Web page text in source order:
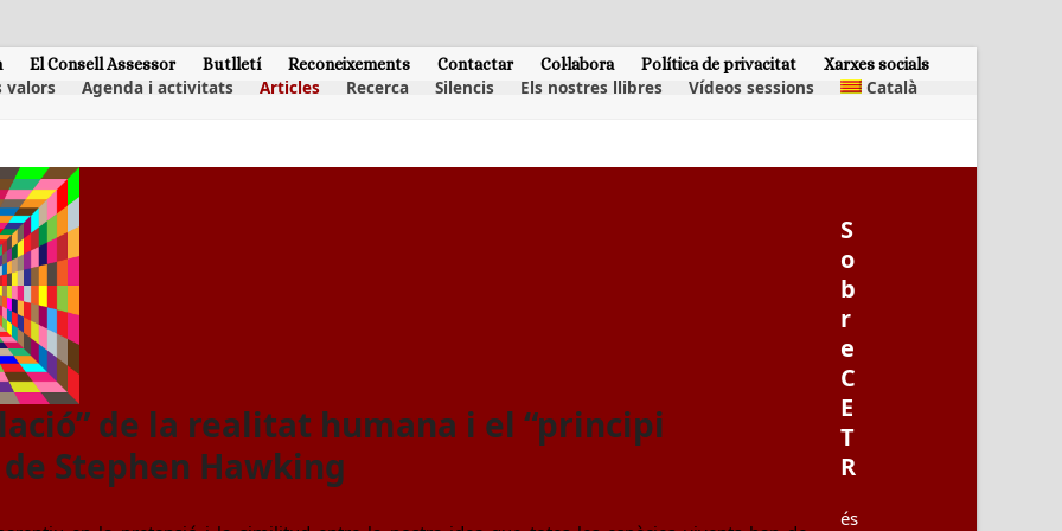
El Consell Assessor Butlletí Reconeixements Contactar Col·labora Política de privacitat Xarxes socials
valors Agenda i activitats Articles Recerca Silencis Els nostres llibres Vídeos sessions Català
de la realitat humana i el “principi
Stephen Hawking
S
o
b
r
e
C
E
T
R
és